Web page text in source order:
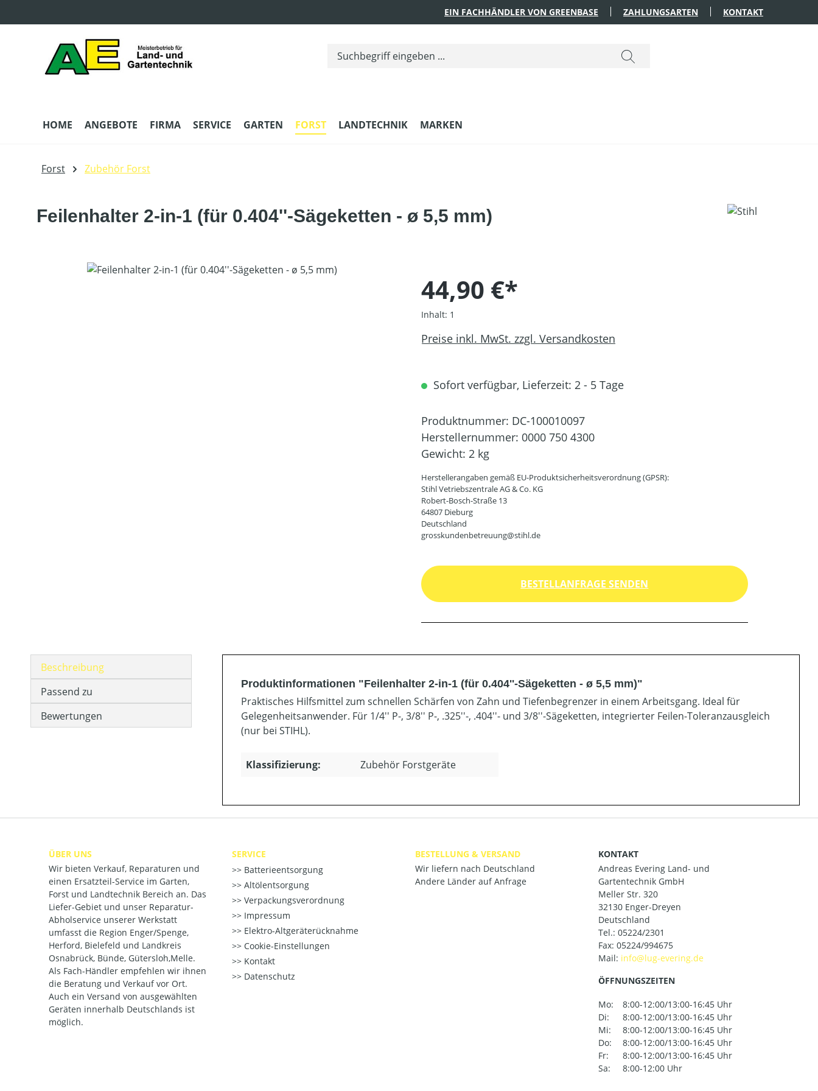
EIN FACHHÄNDLER VON GREENBASE ZAHLUNGSARTEN KONTAKT
HOME ANGEBOTE FIRMA SERVICE GARTEN FORST LANDTECHNIK MARKEN
Forst Zubehör Forst
Feilenhalter 2-in-1 (für 0.404''-Sägeketten - ø 5,5 mm)
Bildergalerie überspringen
44,90 €*
Inhalt: 1
Preise inkl. MwSt. zzgl. Versandkosten
Sofort verfügbar, Lieferzeit: 2 - 5 Tage
Produktnummer: DC-100010097
Herstellernummer: 0000 750 4300
Gewicht: 2 kg
Herstellerangaben gemäß EU-Produktsicherheitsverordnung (GPSR):
Stihl Vetriebszentrale AG & Co. KG
Robert-Bosch-Straße 13
64807 Dieburg
Deutschland
grosskundenbetreuung@stihl.de
BESTELLANFRAGE SENDEN
Beschreibung
Passend zu
Bewertungen
Produktinformationen "Feilenhalter 2-in-1 (für 0.404''-Sägeketten - ø 5,5 mm)"
Praktisches Hilfsmittel zum schnellen Schärfen von Zahn und Tiefenbegrenzer in einem Arbeitsgang. Ideal für
Gelegenheitsanwender. Für 1/4'' P-, 3/8'' P-, .325''-, .404''- und 3/8''-Sägeketten, integrierter Feilen-Toleranzausgleich
(nur bei STIHL).
Klassifizierung: Zubehör Forstgeräte
ÜBER UNS
Wir bieten Verkauf, Reparaturen und
einen Ersatzteil-Service im Garten,
Forst und Landtechnik Bereich an. Das
Liefer-Gebiet und unser Reparatur-
Abholservice unserer Werkstatt
umfasst die Region Enger/Spenge,
Herford, Bielefeld und Landkreis
Osnabrück, Bünde, Gütersloh,Melle.
Als Fach-Händler empfehlen wir ihnen
die Beratung und Verkauf vor Ort.
Auch ein Versand von ausgewählten
Geräten innerhalb Deutschlands ist
möglich.
SERVICE
Batterieentsorgung
Altölentsorgung
Verpackungsverordnung
Impressum
Elektro-Altgeräterücknahme
Cookie-Einstellungen
Kontakt
Datenschutz
BESTELLUNG & VERSAND
Wir liefern nach Deutschland
Andere Länder auf Anfrage
KONTAKT
Andreas Evering Land- und
Gartentechnik GmbH
Meller Str. 320
32130 Enger-Dreyen
Deutschland
Tel.: 05224/2301
Fax: 05224/994675
Mail:
ÖFFNUNGSZEITEN
Mo:
8:00-12:00/13:00-16:45 Uhr
Di:
8:00-12:00/13:00-16:45 Uhr
Mi:
8:00-12:00/13:00-16:45 Uhr
Do:
8:00-12:00/13:00-16:45 Uhr
Fr:
8:00-12:00/13:00-16:45 Uhr
Sa:
8:00-12:00 Uhr